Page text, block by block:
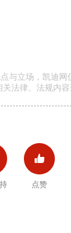
与立场，凯迪
法律、法规内容

点赞